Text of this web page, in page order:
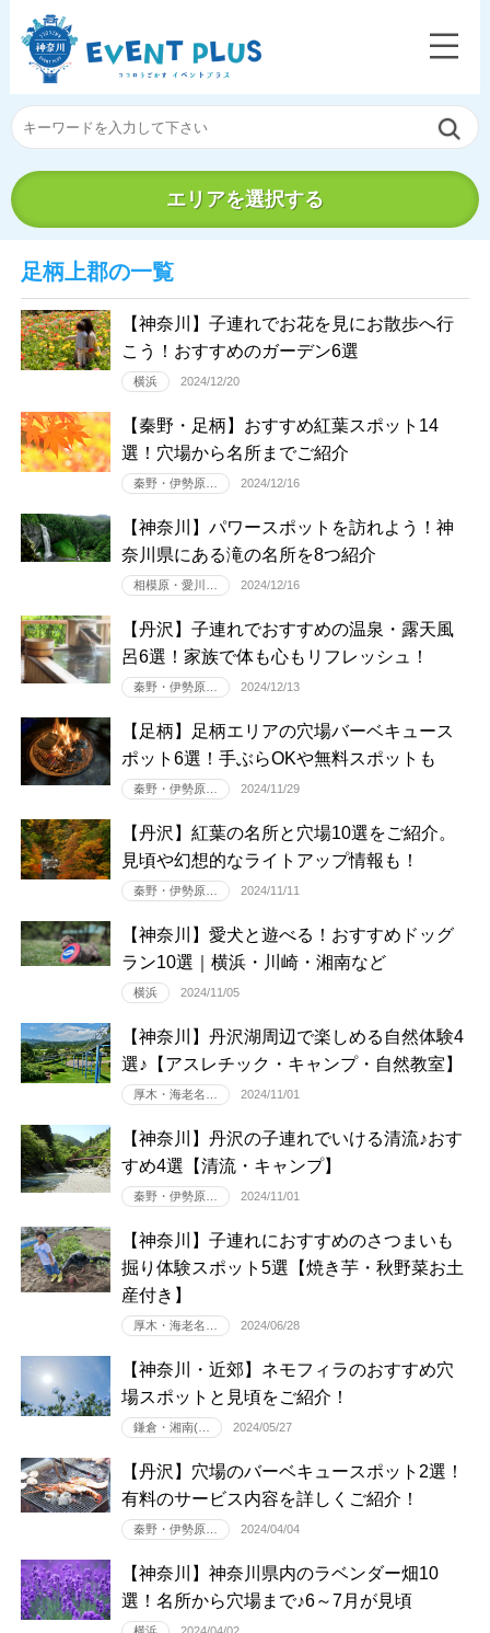
エリアを選択する
足柄上郡の一覧
【神奈川】子連れでお花を見にお散歩へ行
こう！おすすめのガーデン6選
横浜 2024/12/20
【秦野・足柄】おすすめ紅葉スポット14
選！穴場から名所までご紹介
秦野・伊勢原… 2024/12/16
【神奈川】パワースポットを訪れよう！神
奈川県にある滝の名所を8つ紹介
相模原・愛川… 2024/12/16
【丹沢】子連れでおすすめの温泉・露天風
呂6選！家族で体も心もリフレッシュ！
秦野・伊勢原… 2024/12/13
【足柄】足柄エリアの穴場バーベキュース
ポット6選！手ぶらOKや無料スポットも
秦野・伊勢原… 2024/11/29
【丹沢】紅葉の名所と穴場10選をご紹介。
見頃や幻想的なライトアップ情報も！
秦野・伊勢原… 2024/11/11
【神奈川】愛犬と遊べる！おすすめドッグ
ラン10選｜横浜・川崎・湘南など
横浜 2024/11/05
【神奈川】丹沢湖周辺で楽しめる自然体験4
選♪【アスレチック・キャンプ・自然教室】
厚木・海老名… 2024/11/01
【神奈川】丹沢の子連れでいける清流♪おす
すめ4選【清流・キャンプ】
秦野・伊勢原… 2024/11/01
【神奈川】子連れにおすすめのさつまいも
掘り体験スポット5選【焼き芋・秋野菜お土
産付き】
厚木・海老名… 2024/06/28
【神奈川・近郊】ネモフィラのおすすめ穴
場スポットと見頃をご紹介！
鎌倉・湘南(… 2024/05/27
【丹沢】穴場のバーベキュースポット2選！
有料のサービス内容を詳しくご紹介！
秦野・伊勢原… 2024/04/04
【神奈川】神奈川県内のラベンダー畑10
選！名所から穴場まで♪6～7月が見頃